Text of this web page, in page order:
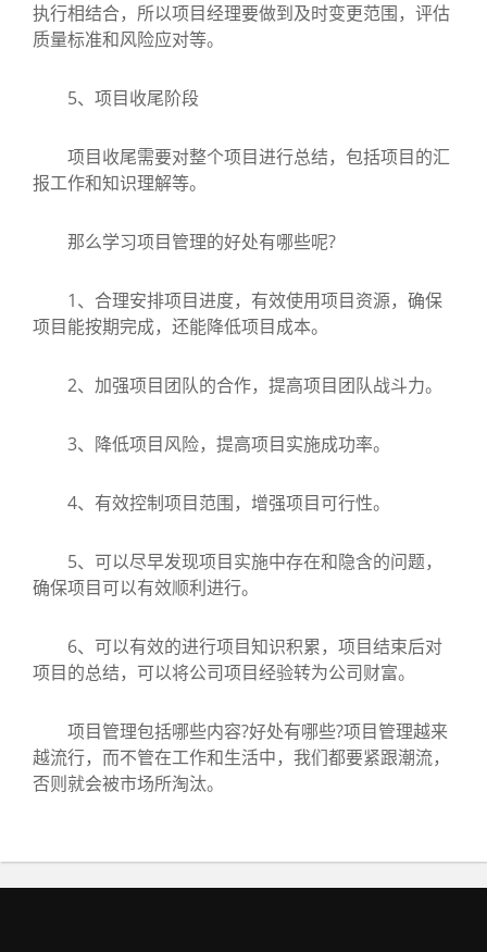
执行相结合，所以项目经理要做到及时变更范围，评估
质量标准和风险应对等。
5、项目收尾阶段
项目收尾需要对整个项目进行总结，包括项目的汇
报工作和知识理解等。
那么学习项目管理的好处有哪些呢?
1、合理安排项目进度，有效使用项目资源，确保
项目能按期完成，还能降低项目成本。
2、加强项目团队的合作，提高项目团队战斗力。
3、降低项目风险，提高项目实施成功率。
4、有效控制项目范围，增强项目可行性。
5、可以尽早发现项目实施中存在和隐含的问题，
确保项目可以有效顺利进行。
6、可以有效的进行项目知识积累，项目结束后对
项目的总结，可以将公司项目经验转为公司财富。
项目管理包括哪些内容?好处有哪些?项目管理越来
越流行，而不管在工作和生活中，我们都要紧跟潮流，
否则就会被市场所淘汰。